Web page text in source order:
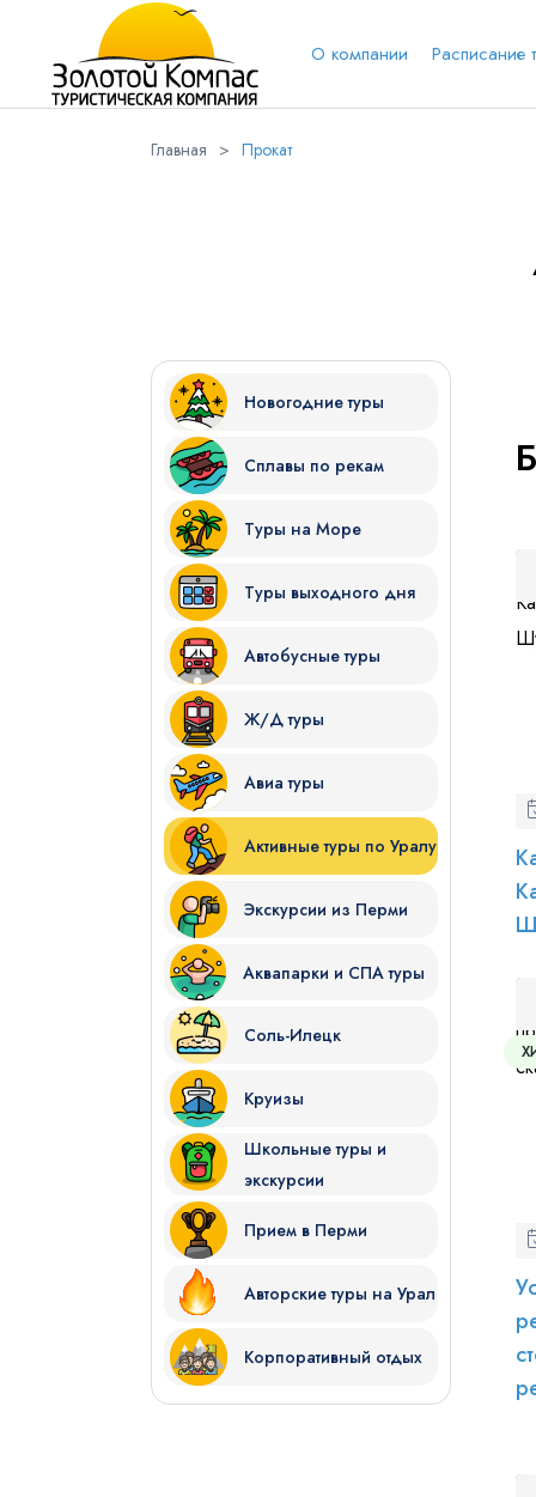
О компании Расписание
Главная > Прокат
Новогодние туры
Сплавы по рекам
Туры на Море
Туры выходного дня
Автобусные туры
Ж/Д туры
Авиа туры
Активные туры по Уралу
Экскурсии из Перми
Аквапарки и СПА туры
Соль-Илецк
Круизы
Школьные туры и
экскурсии
Прием в Перми
Авторские туры на Урал
Корпоративный отдых
Куда бы Вы хотели отправиться?
Я даю согласие на
Отправить